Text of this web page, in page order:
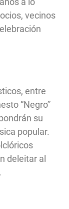
vecinos
entre
“Negro”
su
popular.
deleitar al